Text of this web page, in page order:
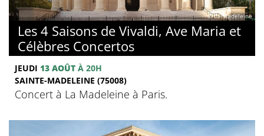
© La Madeleine
Les 4 Saisons de Vivaldi, Ave Maria et
Célèbres Concertos
JEUDI 13 AOÛT À 20H
SAINTE-MADELEINE (75008)
Concert à La Madeleine à Paris.